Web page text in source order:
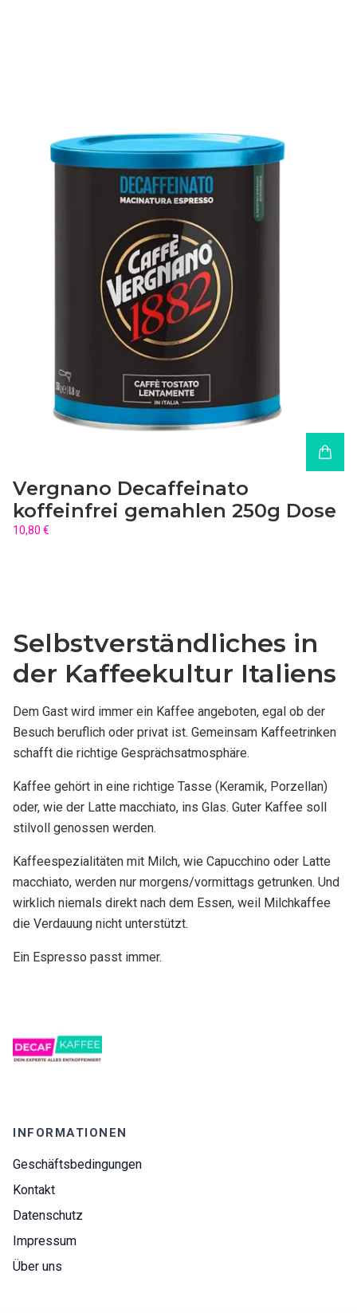
Vergnano Decaffeinato
koffeinfrei gemahlen 250g Dose
10,80 €
Selbstverständliches in
der Kaffeekultur Italiens
Dem Gast wird immer ein Kaffee angeboten, egal ob der
Besuch beruflich oder privat ist. Gemeinsam Kaffeetrinken
schafft die richtige Gesprächsatmosphäre.
Kaffee gehört in eine richtige Tasse (Keramik, Porzellan)
oder, wie der Latte macchiato, ins Glas. Guter Kaffee soll
stilvoll genossen werden.
Kaffeespezialitäten mit Milch, wie Capucchino oder Latte
macchiato, werden nur morgens/vormittags getrunken. Und
wirklich niemals direkt nach dem Essen, weil Milchkaffee
die Verdauung nicht unterstützt.
Ein Espresso passt immer.
INFORMATIONEN
Geschäftsbedingungen
Kontakt
Datenschutz
Impressum
Über uns